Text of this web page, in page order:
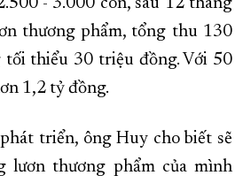
- 3.000 con, sau 12 tháng
thương phẩm, tổng thu 130
thiểu 30 triệu đồng. Với 50
1,2 tỷ đồng.
triển, ông Huy cho biết sẽ
lươn thương phẩm của mình